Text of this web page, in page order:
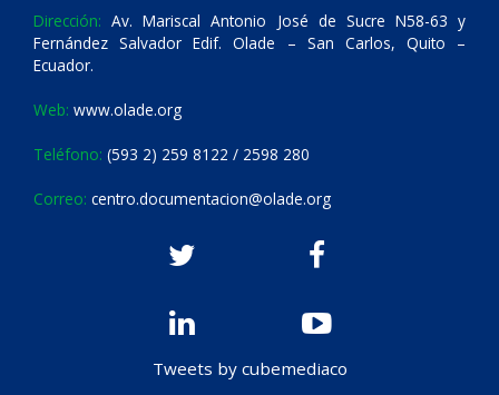
Dirección: Av. Mariscal Antonio José de Sucre N58-63 y
Fernández Salvador Edif. Olade – San Carlos, Quito –
Ecuador.
Web: www.olade.org
Teléfono: (593 2) 259 8122 / 2598 280
Correo: centro.documentacion@olade.org
Tweets by cubemediaco